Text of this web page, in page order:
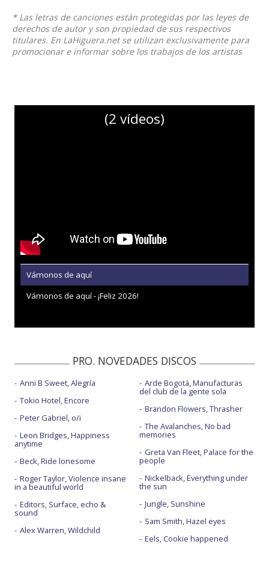
* Las letras de canciones están protegidas por las leyes de
derechos de autor y son propiedad de sus respectivos
titulares. En LaHiguera.net se utilizan exclusivamente para
promocionar e informar sobre los trabajos de los artistas
(2 vídeos)
Vámonos de aquí
Vámonos de aquí - ¡Feliz 2026!
PRO. NOVEDADES DISCOS
Anni B Sweet, Alegría
Tokio Hotel, Encore
Peter Gabriel, o/i
Leon Bridges, Happiness
anytime
Beck, Ride lonesome
Roger Taylor, Violence insane
in a beautiful world
Editors, Surface, echo &
sound
Alex Warren, Wildchild
Arde Bogotá, Manufacturas
del club de la gente sola
Brandon Flowers, Thrasher
The Avalanches, No bad
memories
Greta Van Fleet, Palace for the
people
Nickelback, Everything under
the sun
Jungle, Sunshine
Sam Smith, Hazel eyes
Eels, Cookie happened